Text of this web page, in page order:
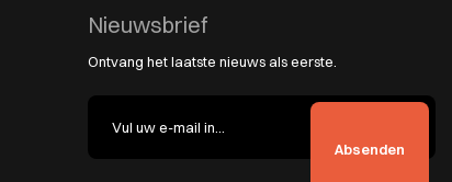
Nieuwsbrief
Ontvang het laatste nieuws als eerste.